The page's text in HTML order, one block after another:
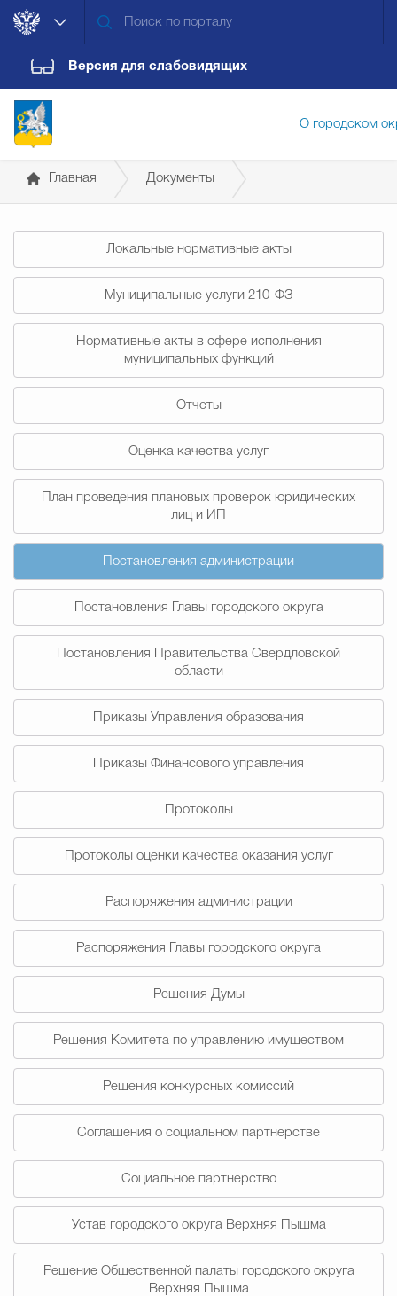
Версия для слабовидящих
О городском
Дума городского округа
Новости Обращения граждан
Противодействие
Муниципальные
Счётная палата Городского
Гостям Городского
Общественная
Градостроительство и
Государственные организации
Главная Документы
Локальные нормативные акты
Муниципальные услуги 210-ФЗ
Нормативные акты в сфере исполнения
муниципальных функций
Отчеты
Оценка качества услуг
План проведения плановых проверок юридических
лиц и ИП
Постановления администрации
Постановления Главы городского округа
Постановления Правительства Свердловской
области
Приказы Управления образования
Приказы Финансового управления
Протоколы
Протоколы оценки качества оказания услуг
Распоряжения администрации
Распоряжения Главы городского округа
Решения Думы
Решения Комитета по управлению имуществом
Решения конкурсных комиссий
Соглашения о социальном партнерстве
Социальное партнерство
Устав городского округа Верхняя Пышма
Решение Общественной палаты городского округа
Верхняя Пышма